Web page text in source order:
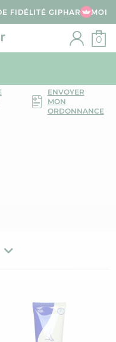
FIDÉLITÉ GIPHAR & MOI
0
ENVOYER
MON
ORDONNANCE